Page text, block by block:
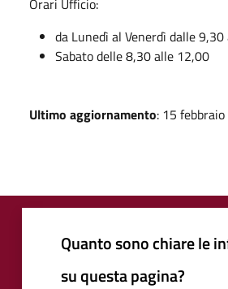
Orari Ufficio:
da Lunedì al Venerdì dalle
Sabato delle 8,30 alle 12,00
Ultimo aggiornamento: 15
Quanto sono chiare le
su questa pagina?